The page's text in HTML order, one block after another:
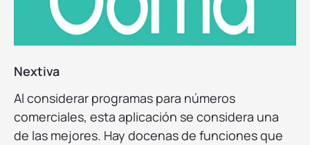
Nextiva
Al considerar programas para números
comerciales, esta aplicación se considera una
de las mejores. Hay docenas de funciones que